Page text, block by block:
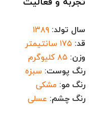
سال تولد: ۱۳۸۹
قد: ۱۷۵ سانتیمتر
وزن: ۸۵ کلیوگرم
رنگ پوست: سبزه
رنگ مو: مشکی
رنگ چشم: عسلی